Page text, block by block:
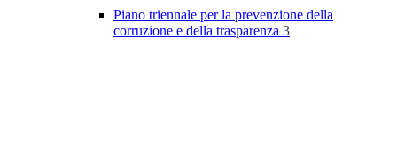
Piano triennale per la prevenzione della
corruzione e della trasparenza 3